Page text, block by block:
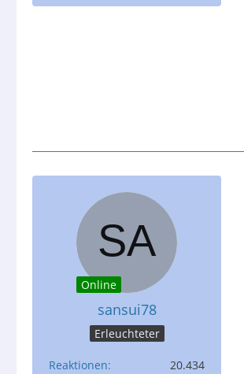
Online
sansui78
Erleuchteter
Reaktionen
20.434